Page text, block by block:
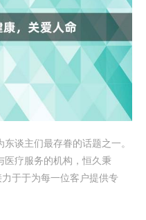
谈主们最存眷的话题之一。
医疗服务的机构，恒久秉
于于为每一位客户提供专